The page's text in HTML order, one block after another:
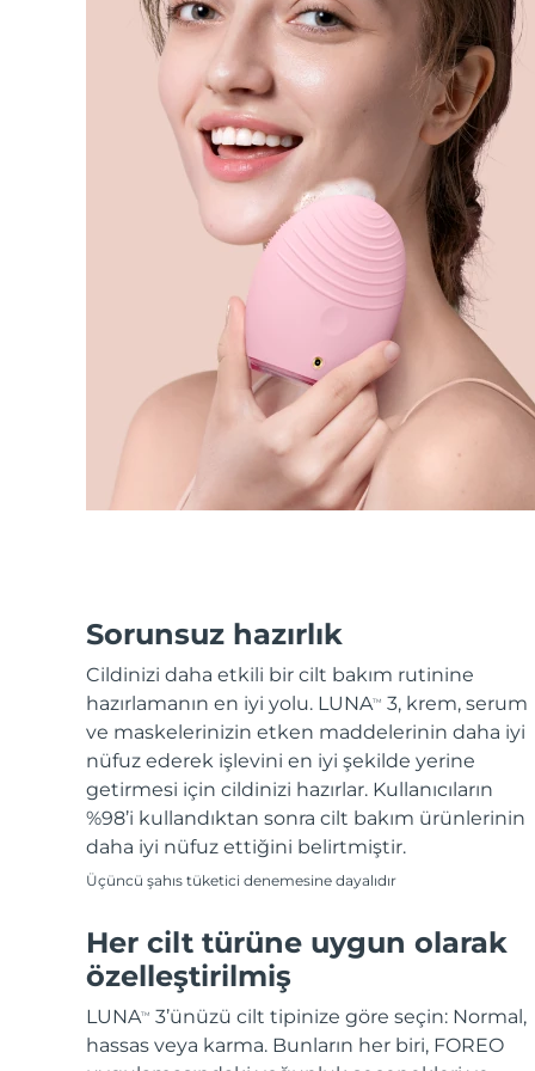
Sorunsuz hazırlık
Cildinizi daha etkili bir cilt bakım rutinine
hazırlamanın en iyi yolu. LUNATM
3, krem, serum
ve maskelerinizin etken maddelerinin daha iyi
nüfuz ederek işlevini en iyi şekilde yerine
getirmesi için cildinizi hazırlar. Kullanıcıların
%98’i kullandıktan sonra cilt bakım ürünlerinin
daha iyi nüfuz ettiğini belirtmiştir.
Üçüncü şahıs tüketici denemesine dayalıdır
Her cilt türüne uygun olarak
özelleştirilmiş
LUNATM
3’ünüzü cilt tipinize göre seçin: Normal,
hassas veya karma. Bunların her biri, FOREO